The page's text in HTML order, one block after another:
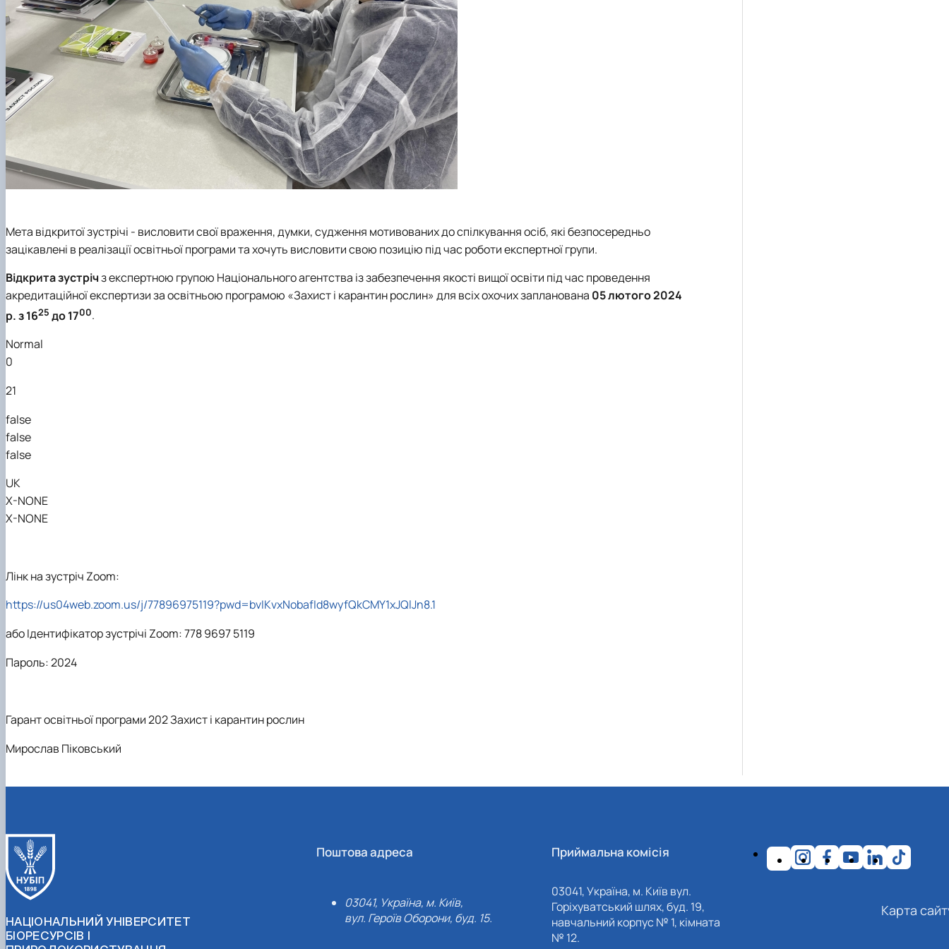
Мета відкритої зустрічі - висловити свої враження, думки, судження мотивованих до спілкування осіб, які безпосередньо
зацікавлені в реалізації освітньої програми та хочуть висловити свою позицію під час роботи експертної групи.
Відкрита зустрічз експертною групою Національного агентства із забезпечення якості вищої освіти під час проведення
акредитаційної експертизи за освітньою програмою «Захист і карантин рослин» для всіх охочих запланована 05 лютого 2024
р. з 1625 до 1700.
Normal
0
21
false
false
false
UK
X-NONE
X-NONE
Лінк на зустріч Zoom:
https://us04web.zoom.us/j/77896975119?pwd=bvIKvxNobafId8wyfQkCMY1xJQlJn8.1
або Ідентифікатор зустрічі Zoom:778 9697 5119
Пароль:2024
Гарант освітньої програми 202 Захист і карантин рослин
Мирослав Піковський
НАЦІОНАЛЬНИЙ УНІВЕРСИТЕТ
БІОРЕСУРСІВ І
Поштова адреса
03041, Україна, м. Київ,
вул. Героїв Оборони, буд. 15.
Приймальна комісія
03041, Україна, м. Київ вул.
Горіхуватський шлях, буд. 19,
навчальний корпус № 1, кімната
№ 12.
Карта